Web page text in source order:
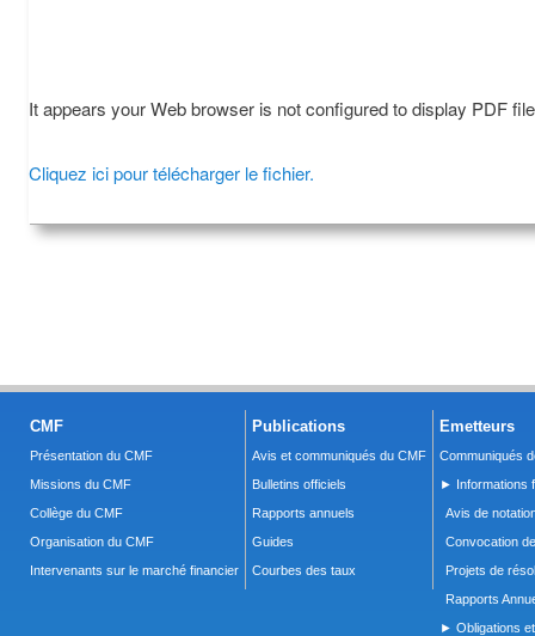
It appears your Web browser is not configured to display PDF
Cliquez ici pour télécharger le fichier.
CMF
Présentation du CMF
Missions du CMF
Collège du CMF
Organisation du CMF
Intervenants sur le marché financier
Publications
Avis et communiqués du CMF
Bulletins officiels
Rapports annuels
Guides
Courbes des taux
Emetteurs
Communiqués
► Informations
Avis de
Convocation
Projets de
Rapports
► Obligations